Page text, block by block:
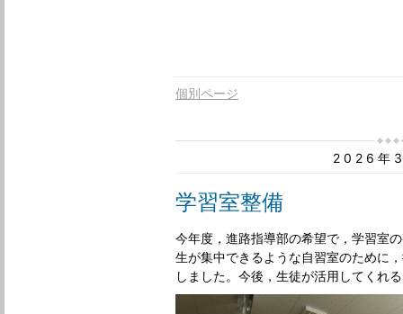
個別ページ
2026年
学習室整備
今年度，進路指導部の希望で，学習室
生が集中できるような自習室のために
しました。今後，生徒が活用してくれ